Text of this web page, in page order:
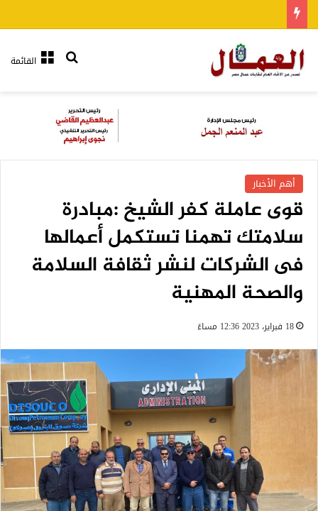
القائمةبحث عن
أهم الأخبار
قوى عاملة كفر الشيخ :مبادرة
سلامتك تهمنا تستكمل أعمالها
فى الشركات لنشر ثقافة السلامة
والصحة المهنية
18 فبراير، 2023 12:36 مساءً